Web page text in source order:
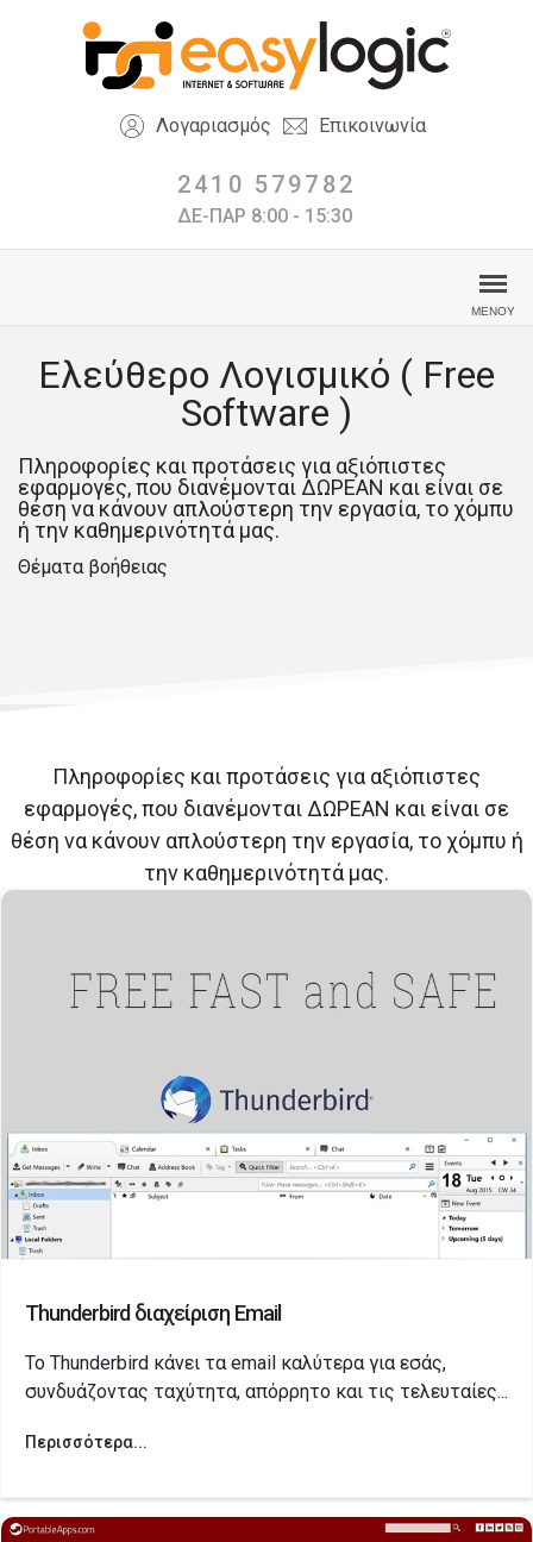
Λογαριασμός Επικοινωνία
2410 579782
ΔΕ-ΠΑΡ 8:00 - 15:30
Ελεύθερο Λογισμικό ( Free
Software )
Πληροφορίες και προτάσεις για αξιόπιστες
εφαρμογές, που διανέμονται ΔΩΡΕΑΝ και είναι σε
θέση να κάνουν απλούστερη την εργασία, το χόμπυ
ή την καθημερινότητά μας.
Θέματα βοήθειας
Πληροφορίες και προτάσεις για αξιόπιστες
εφαρμογές, που διανέμονται ΔΩΡΕΑΝ και είναι σε
θέση να κάνουν απλούστερη την εργασία, το χόμπυ ή
την καθημερινότητά μας.
Thunderbird διαχείριση Email
Το Thunderbird κάνει τα email καλύτερα για εσάς,
συνδυάζοντας ταχύτητα, απόρρητο και τις τελευταίες...
Περισσότερα...